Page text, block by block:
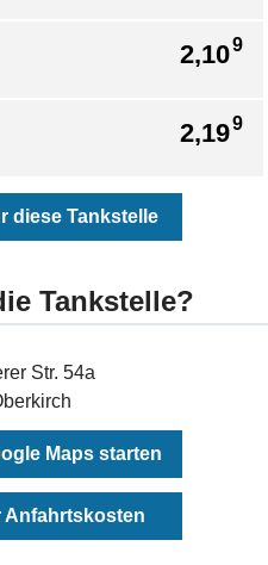
2,109
2,199
diese Tankstelle
Tankstelle?
Str. 54a
Maps starten
Anfahrtskosten